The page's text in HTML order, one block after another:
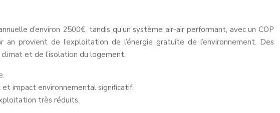
d’environ 2500€, tandis qu’un système air-air performant, avec un COP
provient de l’exploitation de l’énergie gratuite de l’environnement. Des
et de l’isolation du logement.
impact environnemental significatif.
très réduits.